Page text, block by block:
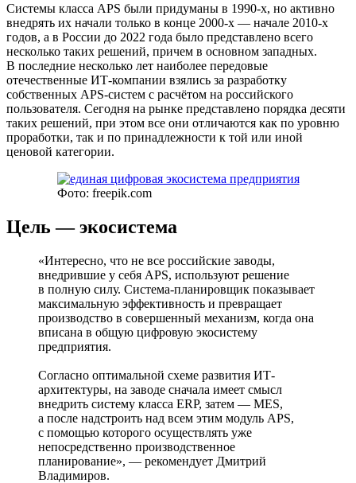
Системы класса APS были придуманы в 1990‑х, но активно
внедрять их начали только в конце 2000‑х — начале 2010‑х
годов, а в России до 2022 года было представлено всего
несколько таких решений, причем в основном западных.
В последние несколько лет наиболее передовые
отечественные ИТ-компании взялись за разработку
собственных APS-систем с расчётом на российского
пользователя. Сегодня на рынке представлено порядка десяти
таких решений, при этом все они отличаются как по уровню
проработки, так и по принадлежности к той или иной
ценовой категории.
Фото: freepik.com
Цель — экосистема
«Интересно, что не все российские заводы,
внедрившие у себя APS, используют решение
в полную силу. Система-планировщик показывает
максимальную эффективность и превращает
производство в совершенный механизм, когда она
вписана в общую цифровую экосистему
предприятия.
Согласно оптимальной схеме развития ИТ-
архитектуры, на заводе сначала имеет смысл
внедрить систему класса ERP, затем — MES,
а после надстроить над всем этим модуль APS,
с помощью которого осуществлять уже
непосредственно производственное
планирование», — рекомендует Дмитрий
Владимиров.